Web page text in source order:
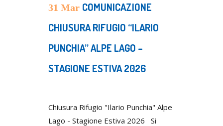
31 Mar COMUNICAZIONE
CHIUSURA RIFUGIO “ILARIO
PUNCHIA” ALPE LAGO –
STAGIONE ESTIVA 2026
Chiusura Rifugio "Ilario Punchia" Alpe
Lago - Stagione Estiva 2026 Si